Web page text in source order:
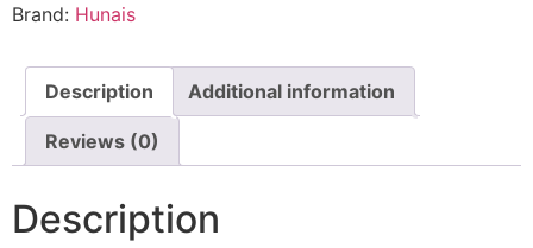
Brand: Hunais
Description Additional information
Reviews (0)
Description